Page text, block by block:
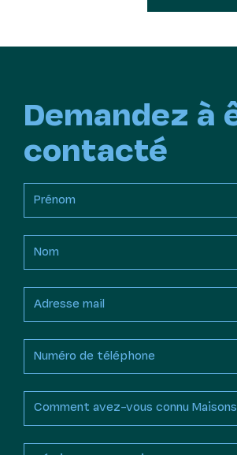
Demandez à
contacté